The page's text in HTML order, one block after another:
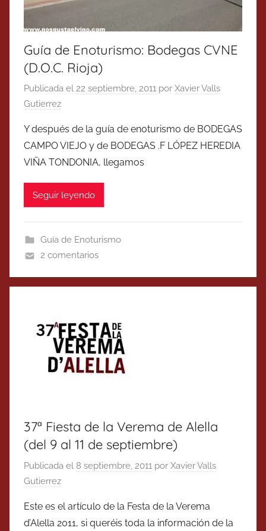
Guía de Enoturismo: Bodegas CVNE
(D.O.C. Rioja)
Publicada el 22 septiembre, 2011 por Xavier Valls
Gutierrez
Y después de la guía de enoturismo de BODEGAS
CAMPO VIEJO y de BODEGAS .F LÓPEZ HEREDIA
VIÑA TONDONIA, llegamos
Seguir leyendo
Guía de Enoturismo
2 comentarios
37ª Fiesta de la Verema de Alella
(del 9 al 11 de septiembre)
Publicada el 8 septiembre, 2011 por Xavier Valls
Gutierrez
Este es el artículo de la Festa de la Verema
d’Alella 2011, si queréis toda la información de la